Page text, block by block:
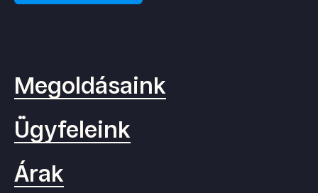
Megoldásaink
Ügyfeleink
Árak